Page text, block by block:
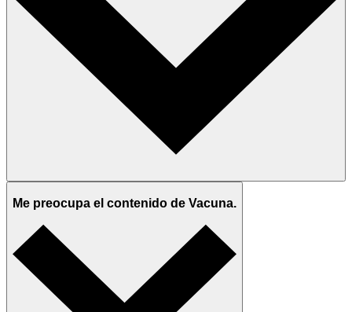
Me preocupa el contenido de Vacuna.